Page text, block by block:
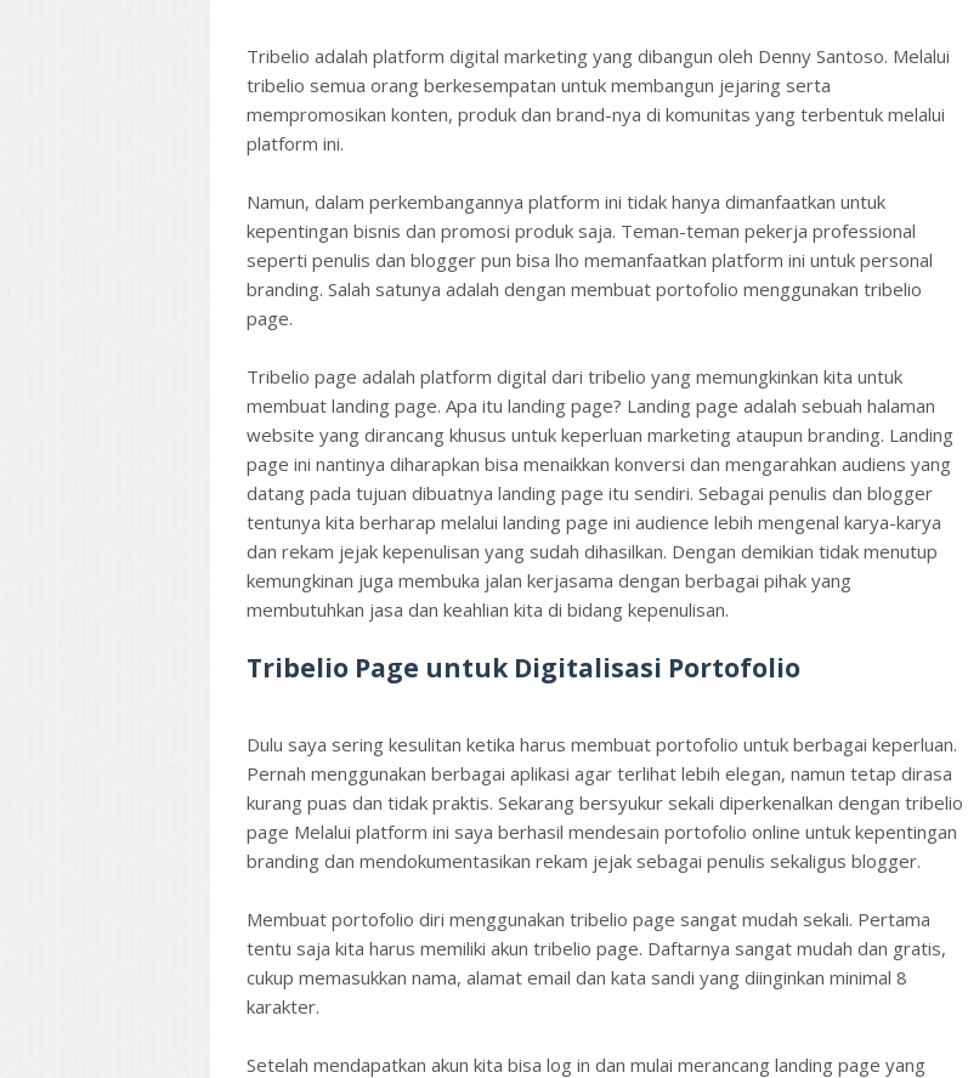
Tribelio adalah platform digital marketing yang dibangun oleh Denny Santoso. Melalui
tribelio semua orang berkesempatan untuk membangun jejaring serta
mempromosikan konten, produk dan brand-nya di komunitas yang terbentuk melalui
platform ini.
Namun, dalam perkembangannya platform ini tidak hanya dimanfaatkan untuk
kepentingan bisnis dan promosi produk saja. Teman-teman pekerja professional
seperti penulis dan blogger pun bisa lho memanfaatkan platform ini untuk personal
branding. Salah satunya adalah dengan membuat portofolio menggunakan tribelio
page.
Tribelio page adalah platform digital dari tribelio yang memungkinkan kita untuk
membuat landing page. Apa itu landing page? Landing page adalah sebuah halaman
website yang dirancang khusus untuk keperluan marketing ataupun branding. Landing
page ini nantinya diharapkan bisa menaikkan konversi dan mengarahkan audiens yang
datang pada tujuan dibuatnya landing page itu sendiri. Sebagai penulis dan blogger
tentunya kita berharap melalui landing page ini audience lebih mengenal karya-karya
dan rekam jejak kepenulisan yang sudah dihasilkan. Dengan demikian tidak menutup
kemungkinan juga membuka jalan kerjasama dengan berbagai pihak yang
membutuhkan jasa dan keahlian kita di bidang kepenulisan.
Tribelio Page untuk Digitalisasi Portofolio
Dulu saya sering kesulitan ketika harus membuat portofolio untuk berbagai keperluan.
Pernah menggunakan berbagai aplikasi agar terlihat lebih elegan, namun tetap dirasa
kurang puas dan tidak praktis. Sekarang bersyukur sekali diperkenalkan dengan tribelio
page Melalui platform ini saya berhasil mendesain portofolio online untuk kepentingan
branding dan mendokumentasikan rekam jejak sebagai penulis sekaligus blogger.
Membuat portofolio diri menggunakan tribelio page sangat mudah sekali. Pertama
tentu saja kita harus memiliki akun tribelio page. Daftarnya sangat mudah dan gratis,
cukup memasukkan nama, alamat email dan kata sandi yang diinginkan minimal 8
karakter.
Setelah mendapatkan akun kita bisa log in dan mulai merancang landing page yang